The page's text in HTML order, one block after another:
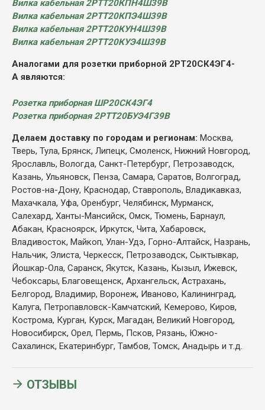
Вилка кабельная 2РТТ20КПН4Ш39В
Вилка кабельная 2РТТ20КПЭ4Ш39В
Вилка кабельная 2РТТ20КУН4Ш39В
Вилка кабельная 2РТТ20КУЭ4Ш39В
Аналогами для розетки приборной 2РТ20СК4ЭГ4-
А являются:
Розетка приборная ШР20СК4ЭГ4
Розетка приборная 2РТТ20БУЭ4Г39В
Делаем доставку по городам и регионам: Москва,
Тверь, Тула, Брянск, Липецк, Смоленск, Нижний Новгород,
Ярославль, Вологда, Санкт-Петербург, Петрозаводск,
Казань, Ульяновск, Пенза, Самара, Саратов, Волгоград,
Ростов-на-Дону, Краснодар, Ставрополь, Владикавказ,
Махачкала, Уфа, Оренбург, Челябинск, Мурманск,
Салехард, Ханты-Мансийск, Омск, Тюмень, Барнаул,
Абакан, Красноярск, Иркутск, Чита, Хабаровск,
Владивосток, Майкоп, Улан-Удэ, Горно-Алтайск, Назрань,
Нальчик, Элиста, Черкесск, Петрозаводск, Сыктывкар,
Йошкар-Ола, Саранск, Якутск, Казань, Кызыл, Ижевск,
Чебоксары, Благовещенск, Архангельск, Астрахань,
Белгород, Владимир, Воронеж, Иваново, Калининград,
Калуга, Петропавловск-Камчатский, Кемерово, Киров,
Кострома, Курган, Курск, Магадан, Великий Новгород,
Новосибирск, Орел, Пермь, Псков, Рязань, Южно-
Сахалинск, Екатеринбург, Тамбов, Томск, Анадырь и т.д.
ОТЗЫВЫ